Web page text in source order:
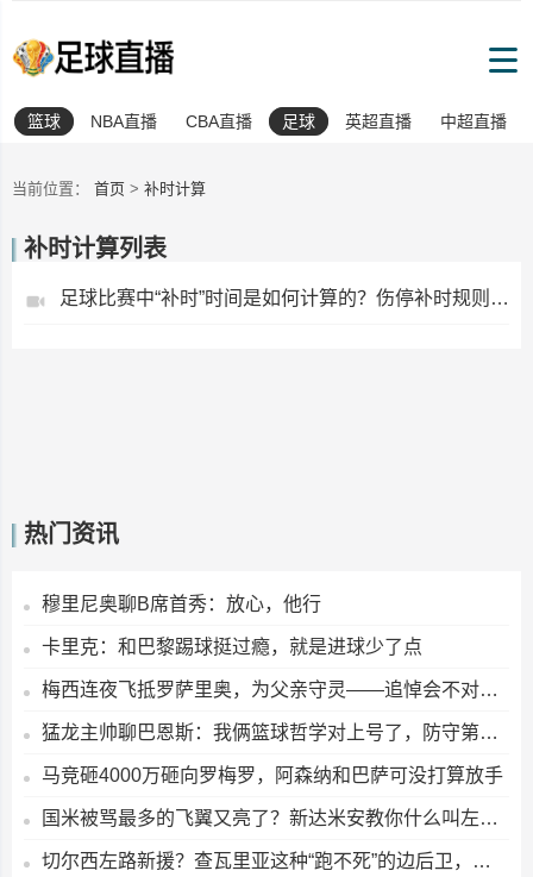
篮球 NBA直播 CBA直播 足球 英超直播 中超直播
当前位置： 首页 > 补时计算
补时计算列表
足球比赛中“补时”时间是如何计算的？伤停补时规则全解
热门资讯
穆里尼奥聊B席首秀：放心，他行
卡里克：和巴黎踢球挺过瘾，就是进球少了点
梅西连夜飞抵罗萨里奥，为父亲守灵——追悼会不对外开放
猛龙主帅聊巴恩斯：我俩篮球哲学对上号了，防守第一没商量
马竞砸4000万砸向罗梅罗，阿森纳和巴萨可没打算放手
国米被骂最多的飞翼又亮了？新达米安教你什么叫左右逢源
切尔西左路新援？查瓦里亚这种“跑不死”的边后卫，能带来什么